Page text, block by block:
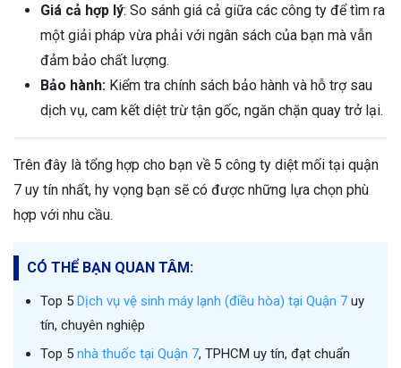
Giá cả hợp lý: So sánh giá cả giữa các công ty để tìm ra
một giải pháp vừa phải với ngân sách của bạn mà vẫn
đảm bảo chất lượng.
Bảo hành: Kiểm tra chính sách bảo hành và hỗ trợ sau
dịch vụ, cam kết diệt trừ tận gốc, ngăn chặn quay trở lại.
Trên đây là tổng hợp cho bạn về 5 công ty diệt mối tại quận
7 uy tín nhất, hy vọng bạn sẽ có được những lựa chọn phù
hợp với nhu cầu.
CÓ THỂ BẠN QUAN TÂM:
Top 5 Dịch vụ vệ sinh máy lạnh (điều hòa) tại Quận 7 uy
tín, chuyên nghiệp
Top 5 nhà thuốc tại Quận 7, TPHCM uy tín, đạt chuẩn